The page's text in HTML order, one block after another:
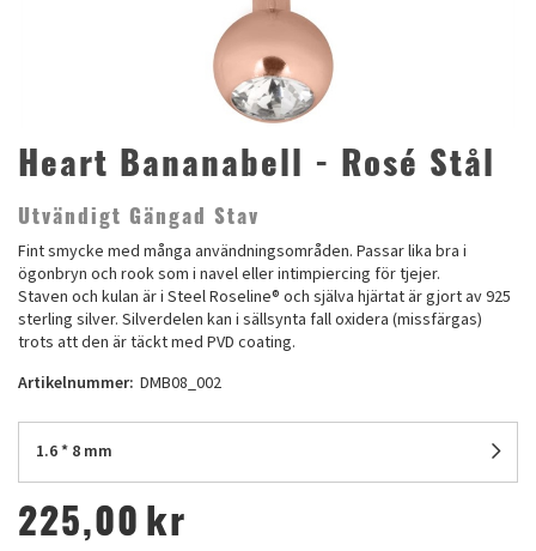
Heart Bananabell - Rosé Stål
Utvändigt Gängad Stav
Fint smycke med många användningsområden. Passar lika bra i
ögonbryn och rook som i navel eller intimpiercing för tjejer.
Staven och kulan är i Steel Roseline® och själva hjärtat är gjort av 925
sterling silver. Silverdelen kan i sällsynta fall oxidera (missfärgas)
trots att den är täckt med PVD coating.
Artikelnummer: DMB08_002
1.6 * 8 mm
225,00 kr